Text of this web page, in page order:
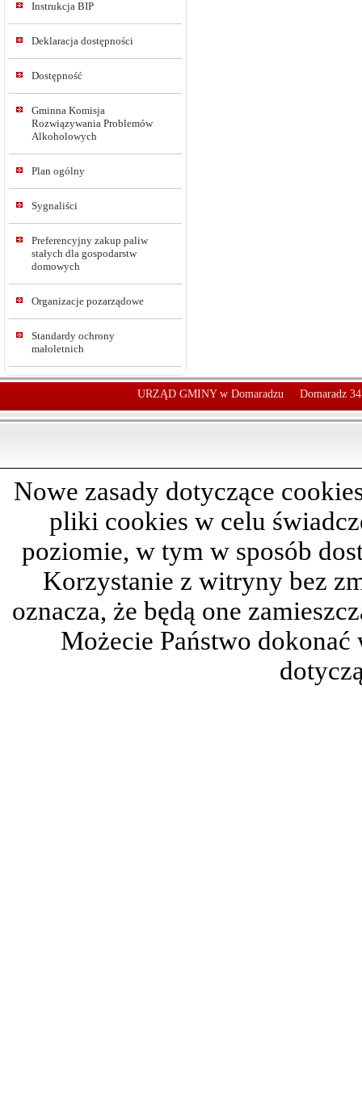
Instrukcja BIP
Deklaracja dostępności
Dostępność
Gminna Komisja
Rozwiązywania Problemów
Alkoholowych
Plan ogólny
Sygnaliści
Preferencyjny zakup paliw
stałych dla gospodarstw
domowych
Organizacje pozarządowe
Standardy ochrony
małoletnich
URZĄD GMINY w Domaradzu Domaradz
Nowe zasady dotyczące
pliki cookies w celu
poziomie, w tym w sposób
Korzystanie z witryny bez
oznacza, że będą one
Możecie Państwo